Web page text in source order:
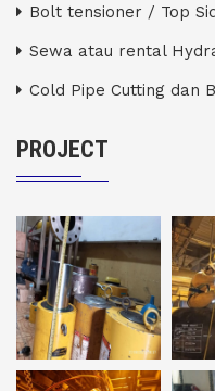
Bolt tensioner / Top
Sewa atau rental
Cold Pipe Cutting dan
PROJECT